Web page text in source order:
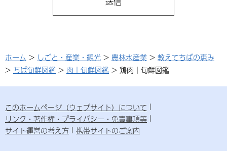
ホーム > しごと・産業・観光 > 農林水産業 > 教えてちばの恵み
> ちば旬鮮図鑑 > 肉｜旬鮮図鑑 > 鶏肉｜旬鮮図鑑
このホームページ（ウェブサイト）について
リンク・著作権・プライバシー・免責事項等
サイト運営の考え方
携帯サイトのご案内